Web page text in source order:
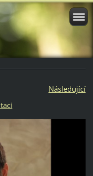
Následující